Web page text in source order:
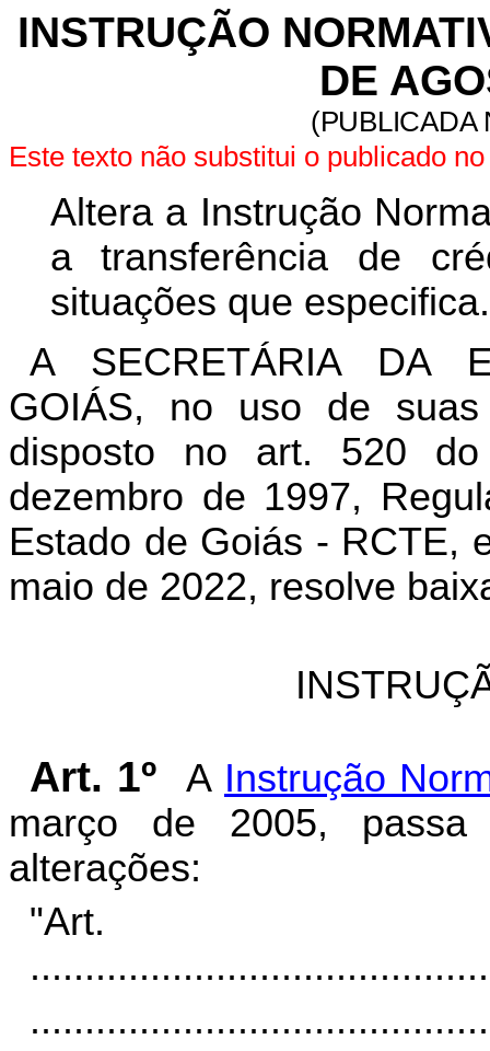
INSTRUÇÃO
DE
(PUBLICADA
Este texto não substitui o publicado
Altera a Instrução
a transferência de
situações que especifica.
A SECRETÁRIA DA
GOIÁS, no uso de
disposto no art. 520
dezembro de 1997,
Estado de Goiás - RCTE,
maio de 2022, resolve
Art. 1º A Instrução
março de 2005,
alterações: